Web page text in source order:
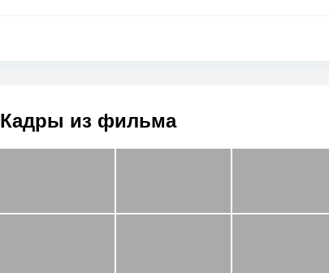
Кадры из фильма